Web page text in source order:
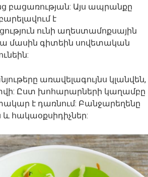
բացառության: Այս ապրանքը
է
ունի աղեստամոքսային
մասին գիտեին սովետական
առավելագույնս կլանվեն,
Ըստ խոհարարների կաղամբը
է դառնում: Բանջարեղենը
հակաօքսիդիչներ: